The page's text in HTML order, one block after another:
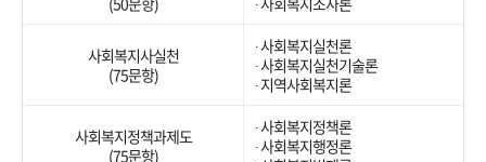
사회복지사실천
(75문항)
∙ 사회복지실천론
∙ 사회복지실천기술론
∙ 지역사회복지론
사회복지정책과제도
(75문항)
∙ 사회복지정책론
∙ 사회복지행정론